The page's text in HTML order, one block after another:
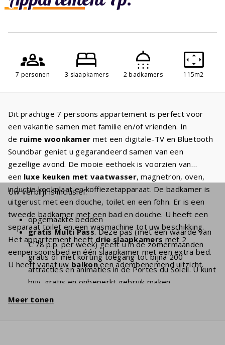
7 personen 3 slaapkamers 2 badkamers 115m2
Dit prachtige 7 persoons appartement is perfect voor
een vakantie samen met familie en/of vrienden. In
de ruime woonkamer met een digitale-TV en Bluetooth
Soundbar geniet u gegarandeerd samen van een
gezellige avond. De mooie eethoek is voorzien van
een luxe keuken met vaatwasser, magnetron, oven,
inductie kookplaat en koffiezetapparaat. De badkamer is
uitgerust met een douche, toilet en een föhn. Er is een
tweede badkamer met een bad en douche. U heeft een
separaat toilet en een wasmachine tot uw beschikking.
Het appartement heeft drie slaapkamers met 2
eenpersoonsbed en één slaapkamer met een extra bed.
U heeft vanaf uw balkoneen adembenemend uitzicht.
Uw verblijf is inclusief:
opgemaakte bedden
gratis Multi Pass. Deze pas (met een waarde van
€ 78 p.p. per week) geeft u in de zomermaanden
gratis of met korting toegang tot bijna 200
attracties en animaties in de Portes du Soleil. U kunt
bijv. gratis en onbeperkt gebruik maken
Meer tonen